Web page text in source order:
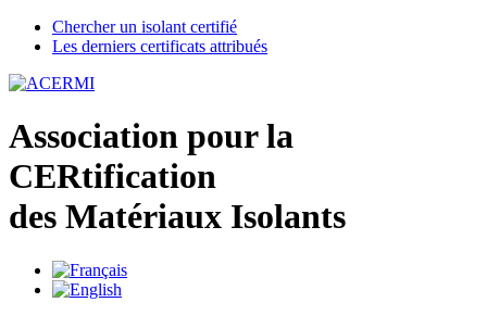
Chercher un isolant certifié
Les derniers certificats attribués
Association pour la
CERtification
des Matériaux Isolants